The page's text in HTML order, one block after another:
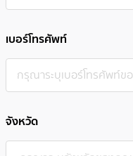
เบอร์โทรศัพท์
จังหวัด